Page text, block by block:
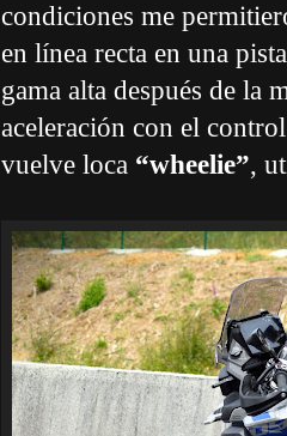
condiciones me
en línea recta en una
gama alta después de la
aceleración con el
vuelve loca “wheelie”,